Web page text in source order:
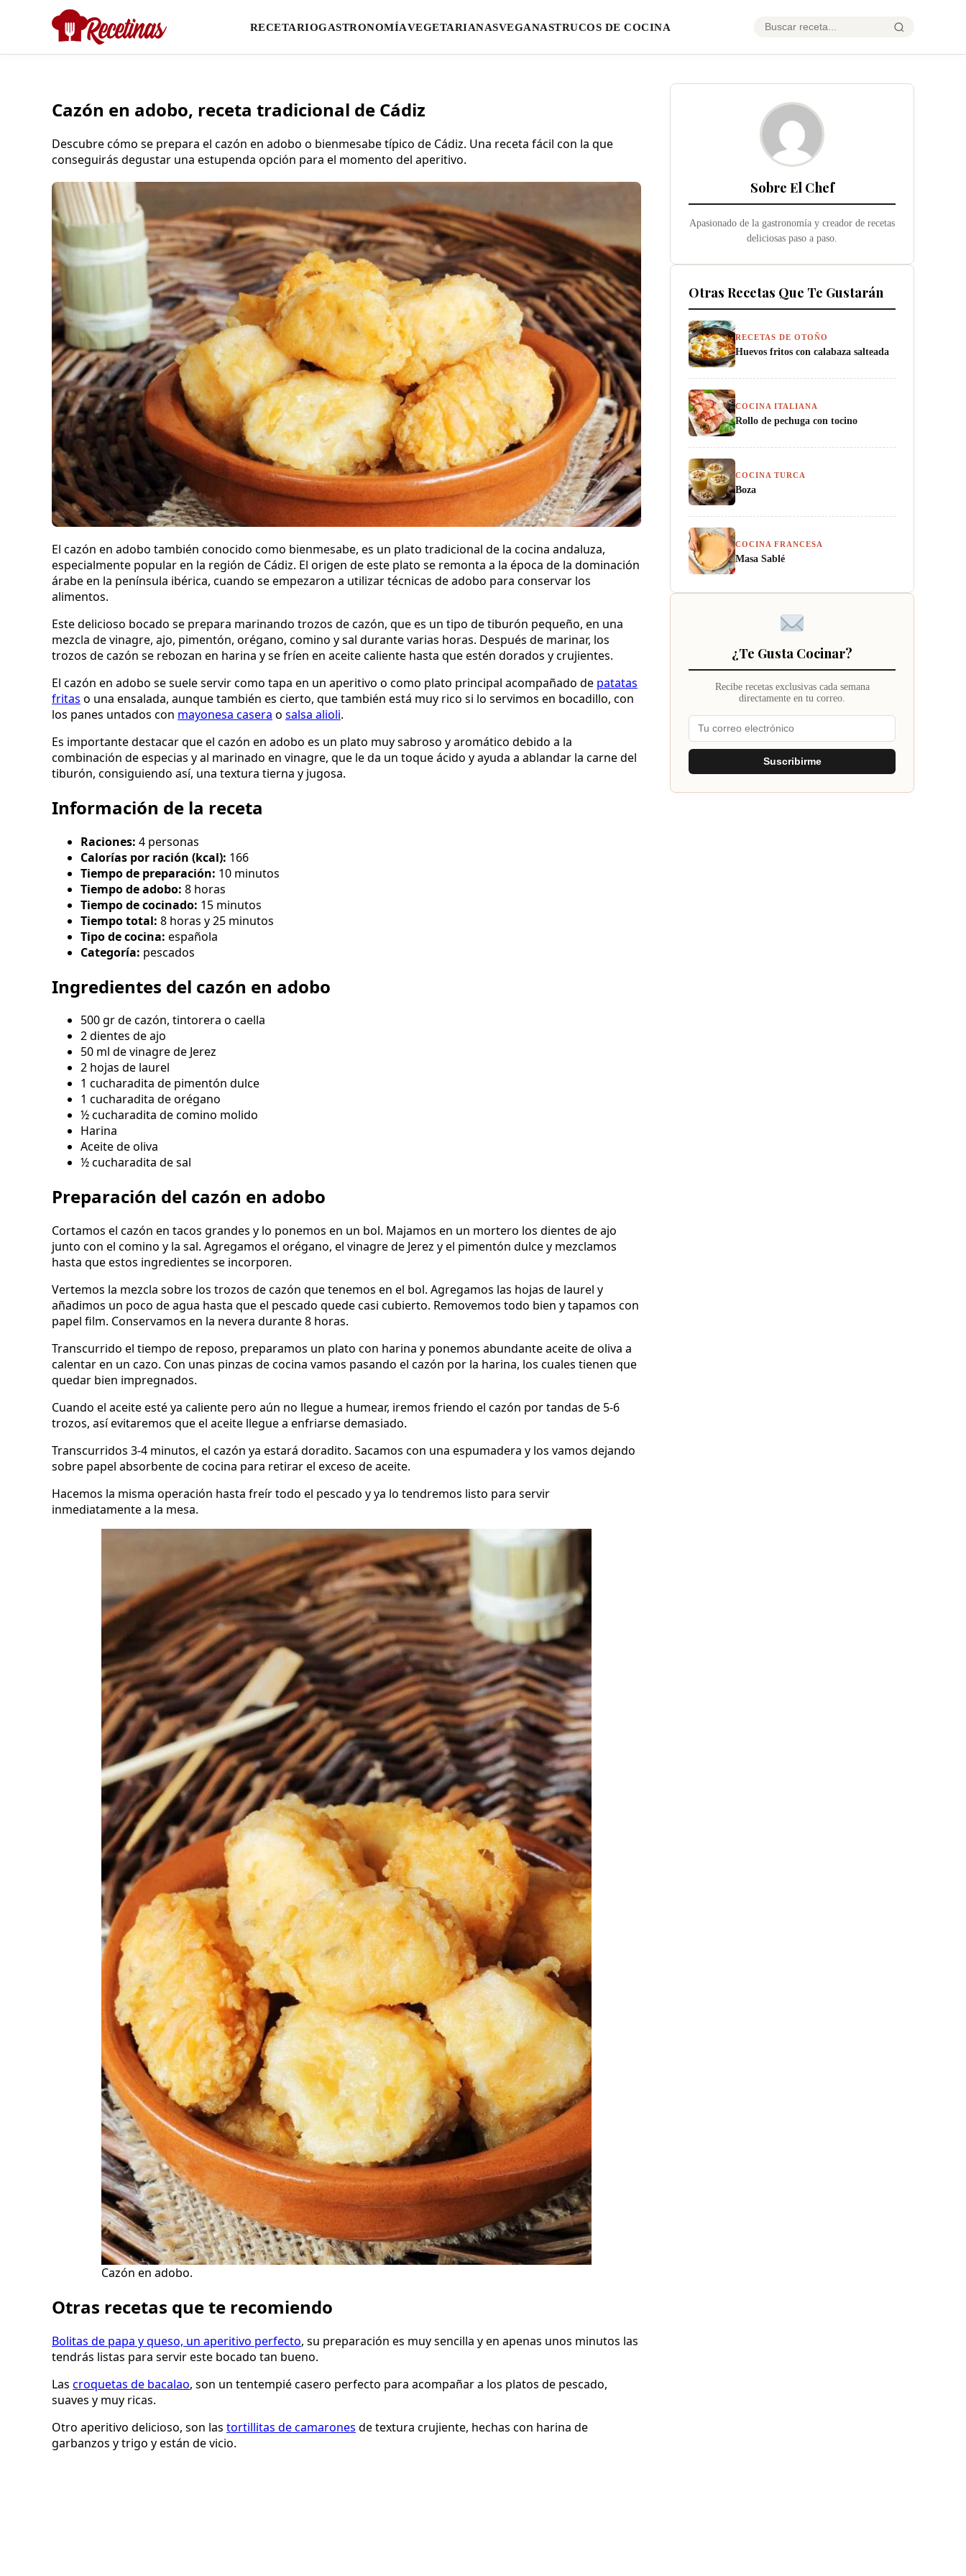
RECETARIOGASTRONOMÍAVEGETARIANASVEGANASTRUCOS DE COCINA
Cazón en adobo, receta tradicional de Cádiz
Descubre cómo se prepara el cazón en adobo o bienmesabe típico de Cádiz. Una receta fácil con la que
conseguirás degustar una estupenda opción para el momento del aperitivo.
El cazón en adobo también conocido como bienmesabe, es un plato tradicional de la cocina andaluza,
especialmente popular en la región de Cádiz. El origen de este plato se remonta a la época de la dominación
árabe en la península ibérica, cuando se empezaron a utilizar técnicas de adobo para conservar los
alimentos.
Este delicioso bocado se prepara marinando trozos de cazón, que es un tipo de tiburón pequeño, en una
mezcla de vinagre, ajo, pimentón, orégano, comino y sal durante varias horas. Después de marinar, los
trozos de cazón se rebozan en harina y se fríen en aceite caliente hasta que estén dorados y crujientes.
El cazón en adobo se suele servir como tapa en un aperitivo o como plato principal acompañado de patatas
fritas o una ensalada, aunque también es cierto, que también está muy rico si lo servimos en bocadillo, con
los panes untados con mayonesa casera o salsa alioli.
Es importante destacar que el cazón en adobo es un plato muy sabroso y aromático debido a la
combinación de especias y al marinado en vinagre, que le da un toque ácido y ayuda a ablandar la carne del
tiburón, consiguiendo así, una textura tierna y jugosa.
Información de la receta
Raciones: 4 personas
Calorías por ración (kcal): 166
Tiempo de preparación: 10 minutos
Tiempo de adobo: 8 horas
Tiempo de cocinado: 15 minutos
Tiempo total: 8 horas y 25 minutos
Tipo de cocina: española
Categoría: pescados
Ingredientes del cazón en adobo
500 gr de cazón, tintorera o caella
2 dientes de ajo
50 ml de vinagre de Jerez
2 hojas de laurel
1 cucharadita de pimentón dulce
1 cucharadita de orégano
½ cucharadita de comino molido
Harina
Aceite de oliva
½ cucharadita de sal
Preparación del cazón en adobo
Cortamos el cazón en tacos grandes y lo ponemos en un bol. Majamos en un mortero los dientes de ajo
junto con el comino y la sal. Agregamos el orégano, el vinagre de Jerez y el pimentón dulce y mezclamos
hasta que estos ingredientes se incorporen.
Vertemos la mezcla sobre los trozos de cazón que tenemos en el bol. Agregamos las hojas de laurel y
añadimos un poco de agua hasta que el pescado quede casi cubierto. Removemos todo bien y tapamos con
papel film. Conservamos en la nevera durante 8 horas.
Transcurrido el tiempo de reposo, preparamos un plato con harina y ponemos abundante aceite de oliva a
calentar en un cazo. Con unas pinzas de cocina vamos pasando el cazón por la harina, los cuales tienen que
quedar bien impregnados.
Cuando el aceite esté ya caliente pero aún no llegue a humear, iremos friendo el cazón por tandas de 5-6
trozos, así evitaremos que el aceite llegue a enfriarse demasiado.
Transcurridos 3-4 minutos, el cazón ya estará doradito. Sacamos con una espumadera y los vamos dejando
sobre papel absorbente de cocina para retirar el exceso de aceite.
Hacemos la misma operación hasta freír todo el pescado y ya lo tendremos listo para servir
inmediatamente a la mesa.
Cazón en adobo.
Otras recetas que te recomiendo
Bolitas de papa y queso, un aperitivo perfecto, su preparación es muy sencilla y en apenas unos minutos las
tendrás listas para servir este bocado tan bueno.
Las croquetas de bacalao, son un tentempié casero perfecto para acompañar a los platos de pescado,
suaves y muy ricas.
Otro aperitivo delicioso, son las tortillitas de camarones de textura crujiente, hechas con harina de
garbanzos y trigo y están de vicio.
Sobre El Chef
Apasionado de la gastronomía y creador de recetas
deliciosas paso a paso.
Otras Recetas Que Te Gustarán
RECETAS DE OTOÑO
Huevos fritos con calabaza salteada
COCINA ITALIANA
Rollo de pechuga con tocino
COCINA TURCA
Boza
COCINA FRANCESA
Masa Sablé
¿Te Gusta Cocinar?
Recibe recetas exclusivas cada semana
directamente en tu correo.
Suscribirme